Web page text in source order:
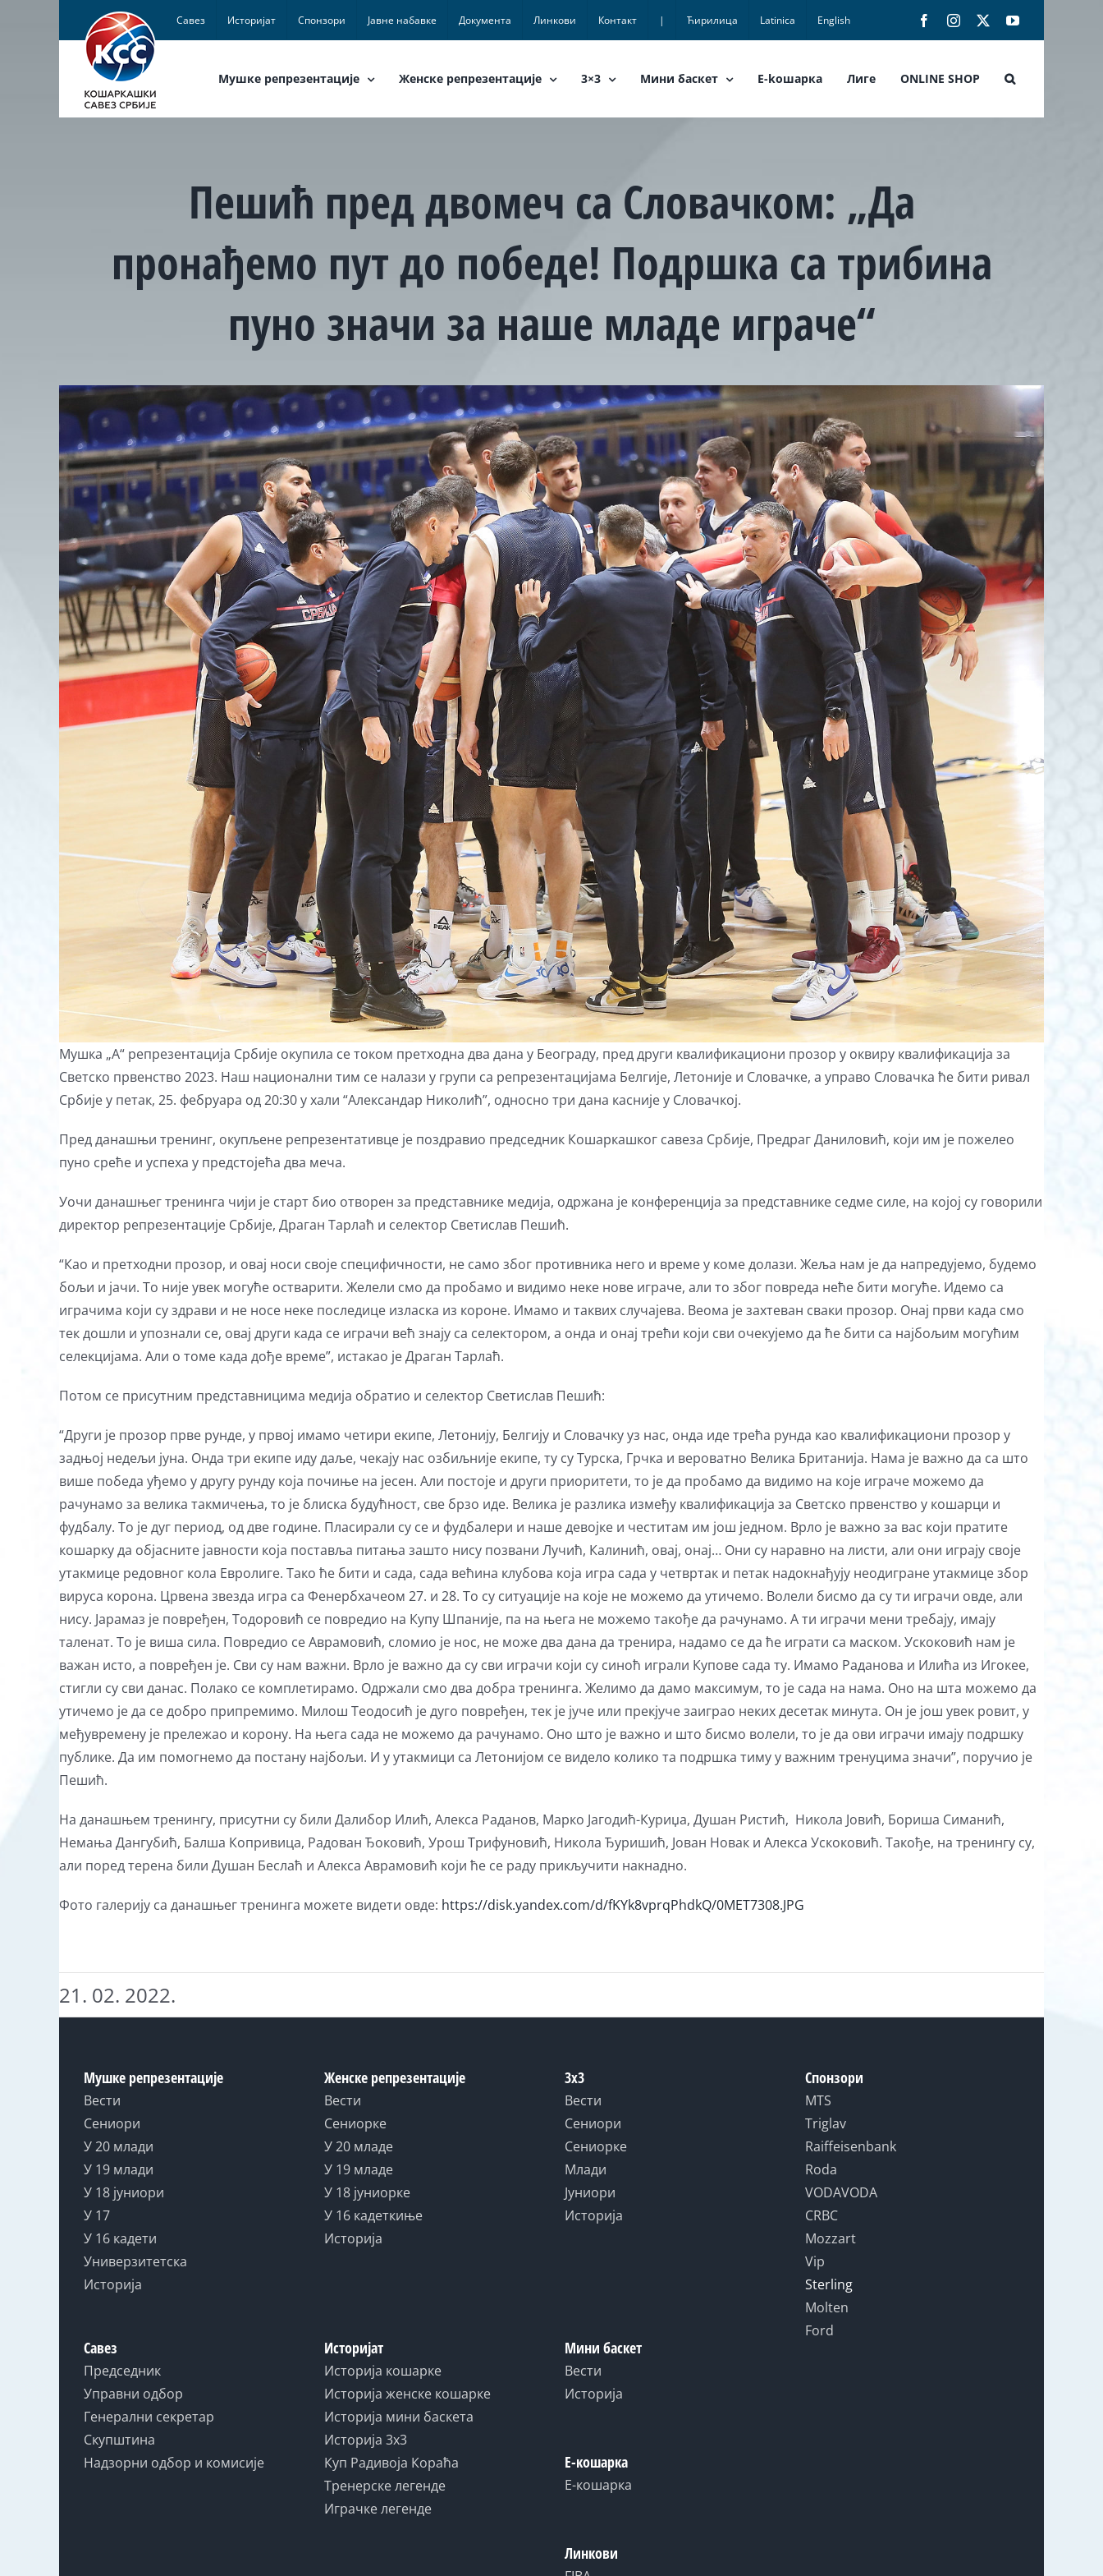
Савез Историјат Спонзори Јавне набавке Документа Линкови Контакт | Ћирилица Latinica English FacebookInstagram YouTube
Мушке репрезентације Женске репрезентације 3×3 Мини баскет E-koшарка Лиге ONLINE SHOP
Пешић пред двомеч са Словачком: „Да
пронађемо пут до победе! Подршка са трибина
пуно значи за наше младе играче“
View
Larger
Image
Мушка „А“ репрезентација Србије окупила се током претходна два дана у Београду, пред други квалификациони прозор у оквиру квалификација за
Светско првенство 2023. Наш национални тим се налази у групи са репрезентацијама Белгије, Летоније и Словачке, а управо Словачка ће бити ривал
Србије у петак, 25. фебруара од 20:30 у хали “Александар Николић”, односно три дана касније у Словачкој.
Пред данашњи тренинг, окупљене репрезентативце је поздравио председник Кошаркашког савеза Србије, Предраг Даниловић, који им је пожелео
пуно среће и успеха у предстојећа два меча.
Уочи данашњег тренинга чији је старт био отворен за представнике медија, одржана је конференција за представнике седме силе, на којој су говорили
директор репрезентације Србије, Драган Тарлаћ и селектор Светислав Пешић.
“Као и претходни прозор, и овај носи своје специфичности, не само због противника него и време у коме долази. Жеља нам је да напредујемо, будемо
бољи и јачи. То није увек могуће остварити. Желели смо да пробамо и видимо неке нове играче, али то због повреда неће бити могуће. Идемо са
играчима који су здрави и не носе неке последице изласка из короне. Имамо и таквих случајева. Веома је захтеван сваки прозор. Онај први када смо
тек дошли и упознали се, овај други када се играчи већ знају са селектором, а онда и онај трећи који сви очекујемо да ће бити са најбољим могућим
селекцијама. Али о томе када дође време”, истакао је Драган Тарлаћ.
Потом се присутним представницима медија обратио и селектор Светислав Пешић:
“Други је прозор прве рунде, у првој имамо четири екипе, Летонију, Белгију и Словачку уз нас, онда иде трећа рунда као квалификациони прозор у
задњој недељи јуна. Онда три екипе иду даље, чекају нас озбиљније екипе, ту су Турска, Грчка и вероватно Велика Британија. Нама је важно да са што
више победа уђемо у другу рунду која почиње на јесен. Али постоје и други приоритети, то је да пробамо да видимо на које играче можемо да
рачунамо за велика такмичења, то је блиска будућност, све брзо иде. Велика је разлика између квалификација за Светско првенство у кошарци и
фудбалу. То је дуг период, од две године. Пласирали су се и фудбалери и наше девојке и честитам им још једном. Врло је важно за вас који пратите
кошарку да објасните јавности која поставља питања зашто нису позвани Лучић, Калинић, овај, онај… Они су наравно на листи, али они играју своје
утакмице редовног кола Евролиге. Тако ће бити и сада, сада већина клубова која игра сада у четвртак и петак надокнађују неодигране утакмице збор
вируса корона. Црвена звезда игра са Фенербхачеом 27. и 28. То су ситуације на које не можемо да утичемо. Волели бисмо да су ти играчи овде, али
нису. Јарамаз је повређен, Тодоровић се повредио на Купу Шпаније, па на њега не можемо такође да рачунамо. А ти играчи мени требају, имају
таленат. То је виша сила. Повредио се Аврамовић, сломио је нос, не може два дана да тренира, надамо се да ће играти са маском. Ускоковић нам је
важан исто, а повређен је. Сви су нам важни. Врло је важно да су сви играчи који су синоћ играли Купове сада ту. Имамо Раданова и Илића из Игокее,
стигли су сви данас. Полако се комплетирамо. Одржали смо два добра тренинга. Желимо да дамо максимум, то је сада на нама. Оно на шта можемо да
утичемо је да се добро припремимо. Милош Теодосић је дуго повређен, тек је јуче или прекјуче заиграо неких десетак минута. Он је још увек ровит, у
међувремену је прележао и корону. На њега сада не можемо да рачунамо. Оно што је важно и што бисмо волели, то је да ови играчи имају подршку
публике. Да им помогнемо да постану најбољи. И у утакмици са Летонијом се видело колико та подршка тиму у важним тренуцима значи”, поручио је
Пешић.
На данашњем тренингу, присутни су били Далибор Илић, Алекса Раданов, Марко Јагодић-Куриџа, Душан Ристић, Никола Јовић, Бориша Симанић,
Немања Дангубић, Балша Копривица, Радован Ђоковић, Урош Трифуновић, Никола Ђуришић, Јован Новак и Алекса Ускоковић. Такође, на тренингу су,
али поред терена били Душан Беслаћ и Алекса Аврамовић који ће се раду прикључити накнадно.
Фото галерију са данашњег тренинга можете видети овде: https://disk.yandex.com/d/fKYk8vprqPhdkQ/0MET7308.JPG
21. 02. 2022.
Мушке репрезентације
Вести
Сениори
У 20 млади
У 19 млади
У 18 јуниори
У 17
У 16 кадети
Универзитетска
Историја
Савез
Председник
Управни одбор
Генерални секретар
Скупштина
Надзорни одбор и комисије
Женске репрезентације
Вести
Сениорке
У 20 младе
У 19 младе
У 18 јуниорке
У 16 кадеткиње
Историја
Историјат
Историја кошарке
Историја женске кошарке
Историја мини баскета
Историја 3x3
Куп Радивоја Кораћа
Тренерске легенде
Играчке легенде
3x3
Вести
Сениори
Сениорке
Млади
Јуниори
Историја
Мини баскет
Вести
Историја
Е-кошарка
Е-кошарка
Линкови
Спонзори
MTS
Triglav
Raiffeisenbank
Roda
VODAVODA
CRBC
Mozzart
Vip
Sterling
Molten
Ford